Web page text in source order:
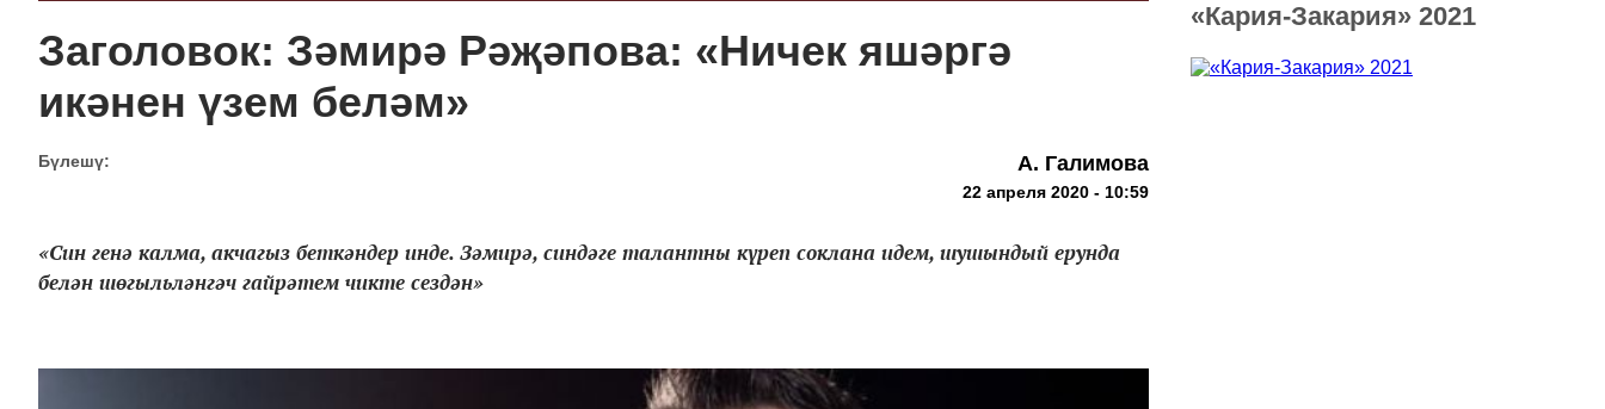
Заголовок: Зәмирә Рәҗәпова: «Ничек яшәргә
икәнен үзем беләм»
Бүлешү: А. Галимова
22 апреля 2020 - 10:59
«Син генә калма, акчагыз беткәндер инде. Зәмирә, синдәге талантны күреп соклана идем, шушындый ерунда
белән шөгыльләнгәч гайрәтем чикте сездән»
«Кария-Закария» 2021